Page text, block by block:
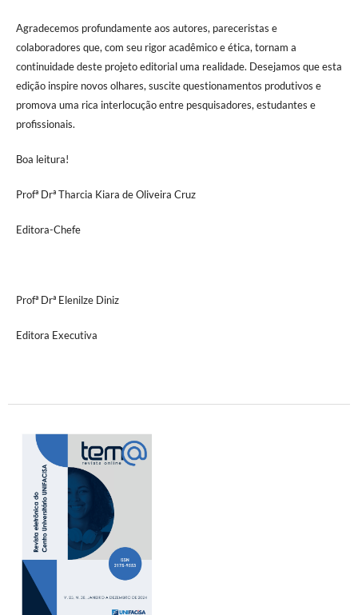
Agradecemos profundamente aos autores, pareceristas e
colaboradores que, com seu rigor acadêmico e ética, tornam a
continuidade deste projeto editorial uma realidade. Desejamos que esta
edição inspire novos olhares, suscite questionamentos produtivos e
promova uma rica interlocução entre pesquisadores, estudantes e
profissionais.
Boa leitura!
Profª Drª Tharcia Kiara de Oliveira Cruz
Editora-Chefe
Profª Drª Elenilze Diniz
Editora Executiva